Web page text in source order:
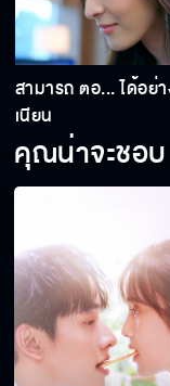
สามารถ ตอ... ได้อย่
เนียน
คุณน่าจะชอบ